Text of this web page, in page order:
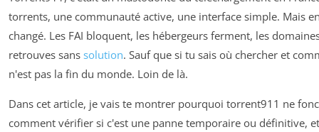
torrents, une communauté active, une interface simple. Mais
changé. Les FAI bloquent, les hébergeurs ferment, les
retrouves sans solution. Sauf que si tu sais où chercher et
n'est pas la fin du monde. Loin de là.
Dans cet article, je vais te montrer pourquoi torrent911 ne
comment vérifier si c'est une panne temporaire ou définitive,